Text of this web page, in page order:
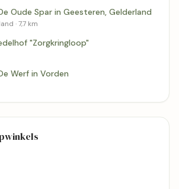
Oude Spar in Geesteren, Gelderland
· 7,7 km
"Zorgkringloop"
Werf in Vorden